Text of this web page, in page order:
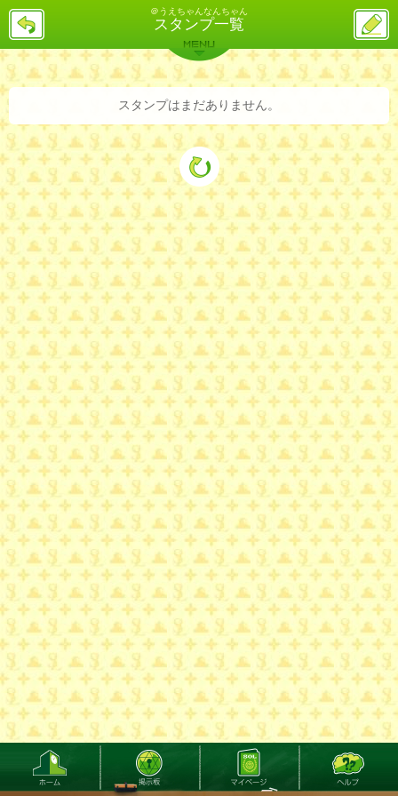
＠うえちゃんなんちゃん
スタンプ一覧
戻
ス
投
稿
バックナンバー 詳細検索 ランキング
MENU
スタンプはまだありません。